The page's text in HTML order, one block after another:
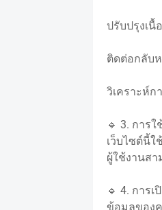
ปรับปรุงเ
ติดต่อกลับ
วิเคราะห์ก
🔹 3. การ
เว็บไซต์นี้
ผู้ใช้งานสา
🔹 4. การ
ข้อมูลของ